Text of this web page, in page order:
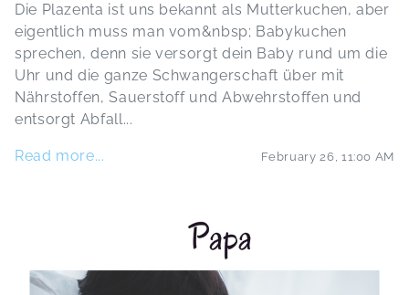
Die Plazenta ist uns bekannt als Mutterkuchen, aber
eigentlich muss man vom&nbsp; Babykuchen
sprechen, denn sie versorgt dein Baby rund um die
Uhr und die ganze Schwangerschaft über mit
Nährstoffen, Sauerstoff und Abwehrstoffen und
entsorgt Abfall...
Read more... February 26 11:00 AM